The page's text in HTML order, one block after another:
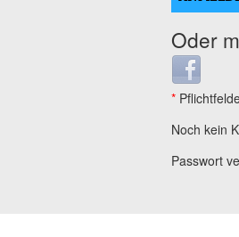
Oder
Login with
*
Noch kein
Passwort